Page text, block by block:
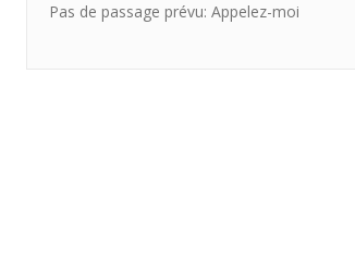
Pas de passage prévu: Appelez-moi